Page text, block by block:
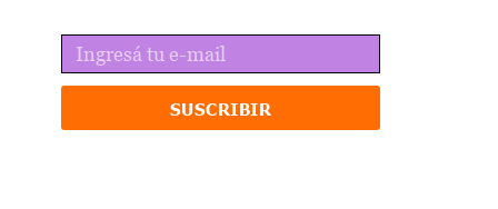
SUSCRIBIR